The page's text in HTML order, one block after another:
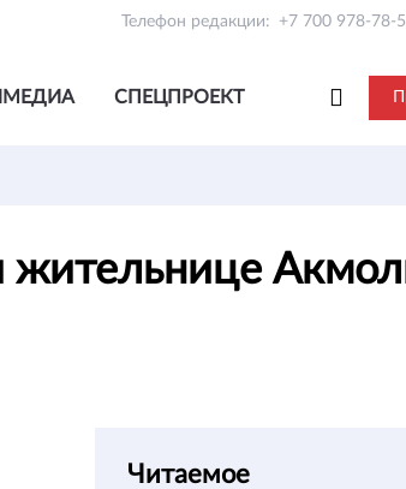
Телефон редакции: +7 700 978-78-
СПЕЦПРОЕКТ
Читаемое